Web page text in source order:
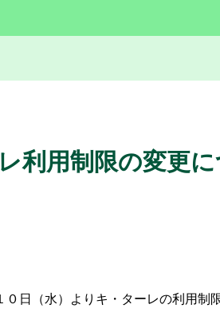
利用制限の変更
日（水）よりキ・ターレの利用制